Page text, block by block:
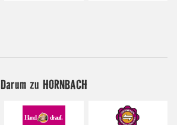
Darum zu HORNBACH